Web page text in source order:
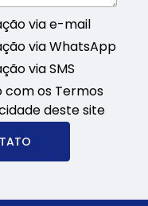
via e-mail
via WhatsApp
via SMS
com os Termos
deste site